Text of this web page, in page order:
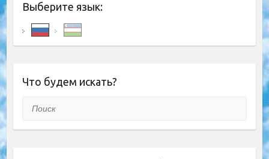
Выберите язык:
Что будем искать?
Поиск